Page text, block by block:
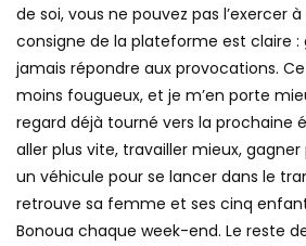
de soi, vous ne pouvez pas l’exercer
consigne de la plateforme est claire :
jamais répondre aux provocations.
moins fougueux, et je m’en porte
regard déjà tourné vers la prochaine
aller plus vite, travailler mieux,
un véhicule pour se lancer dans le
retrouve sa femme et ses cinq
Bonoua chaque week-end. Le reste